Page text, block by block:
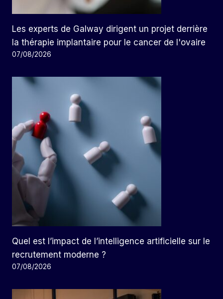
Les experts de Galway dirigent un projet derrière
la thérapie implantaire pour le cancer de l'ovaire
07/08/2026
Quel est l’impact de l’intelligence artificielle sur le
recrutement moderne ?
07/08/2026